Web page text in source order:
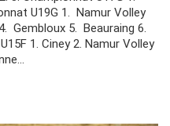
U19G 1. Namur Volley
Gembloux 5. Beauraing 6.
1. Ciney 2. Namur Volley